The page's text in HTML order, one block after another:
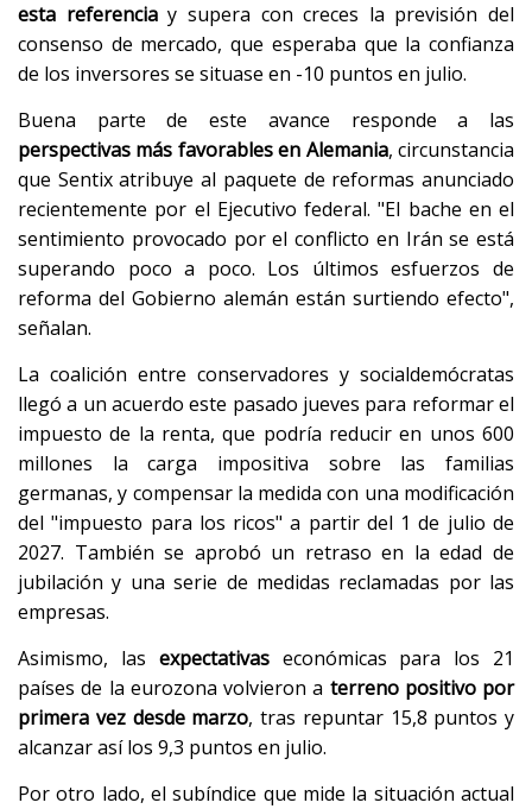
esta referenciay supera con creces la previsión del
consenso de mercado, que esperaba que la confianza
de los inversores se situase en -10 puntos en julio.
Buena parte de este avance responde a las
perspectivas más favorables en Alemania, circunstancia
que Sentix atribuye al paquete de reformas anunciado
recientemente por el Ejecutivo federal. "El bache en el
sentimiento provocado por el conflicto en Irán se está
superando poco a poco. Los últimos esfuerzos de
reforma del Gobierno alemán están surtiendo efecto",
señalan.
La coalición entre conservadores y socialdemócratas
llegó a un acuerdo este pasado jueves para reformar el
impuesto de la renta, que podría reducir en unos 600
millones la carga impositiva sobre las familias
germanas, y compensar la medida con una modificación
del "impuesto para los ricos" a partir del 1 de julio de
2027. También se aprobó un retraso en la edad de
jubilación y una serie de medidas reclamadas por las
empresas.
Asimismo, las expectativaseconómicas para los 21
países de la eurozona volvieron a terreno positivo por
primera vez desde marzo, tras repuntar 15,8 puntos y
alcanzar así los 9,3 puntos en julio.
Por otro lado, el subíndice que mide la situación actual